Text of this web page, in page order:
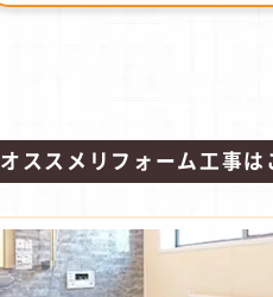
オススメリフォーム工事は